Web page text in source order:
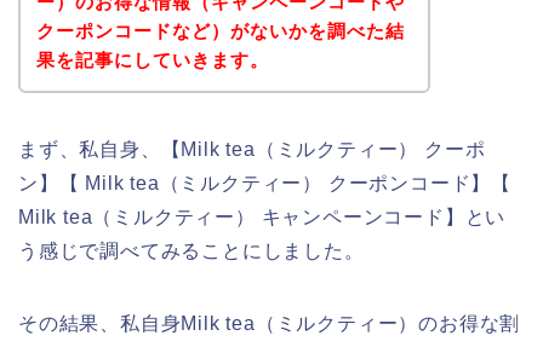
クーポンコードなど）がないかを調べた結
果を記事にしていきます。
まず、私自身、【Milk tea（ミルクティー） クーポ
ン】【 Milk tea（ミルクティー） クーポンコード】【
Milk tea（ミルクティー） キャンペーンコード】とい
う感じで調べてみることにしました。
その結果、私自身Milk tea（ミルクティー）のお得な割